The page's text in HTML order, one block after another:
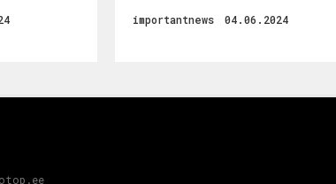
importantnews 04.06.2024